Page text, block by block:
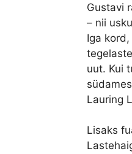
Gustavi
– nii
Iga
uut. Kui
Lauring
Lisaks